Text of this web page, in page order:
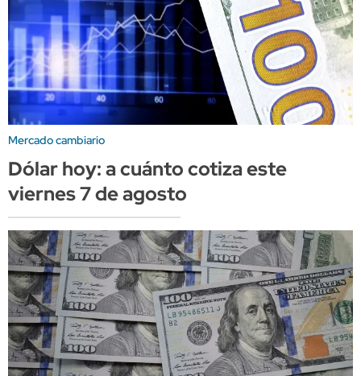
Mercado cambiario
Dólar hoy: a cuánto cotiza este
viernes 7 de agosto